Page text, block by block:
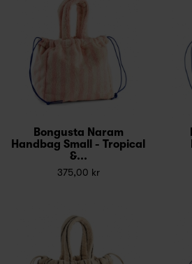
Bongusta Naram
Handbag Small - Tropical
&...
375,00 kr